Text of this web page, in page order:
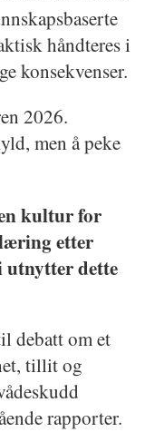
håndteres i
konsekvenser.
2026.
men å peke
kultur for
etter
utnytter dette
debatt om et
tillit og
rapporter.